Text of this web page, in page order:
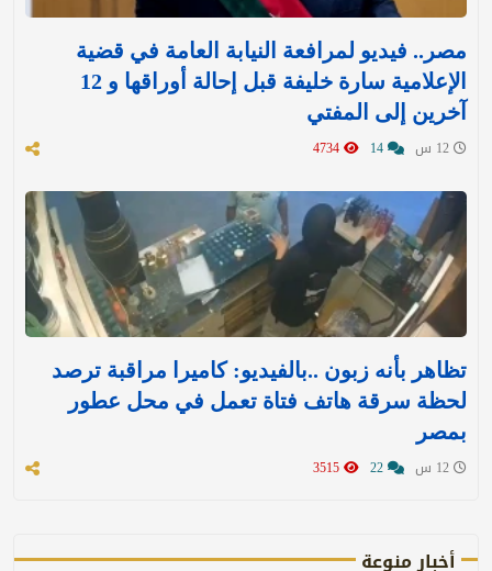
مصر.. فيديو لمرافعة النيابة العامة في قضية
الإعلامية سارة خليفة قبل إحالة أوراقها و 12
آخرين إلى المفتي
تظاهر بأنه زبون ..بالفيديو: كاميرا مراقبة ترصد
لحظة سرقة هاتف فتاة تعمل في محل عطور
بمصر
أخبار منوعة